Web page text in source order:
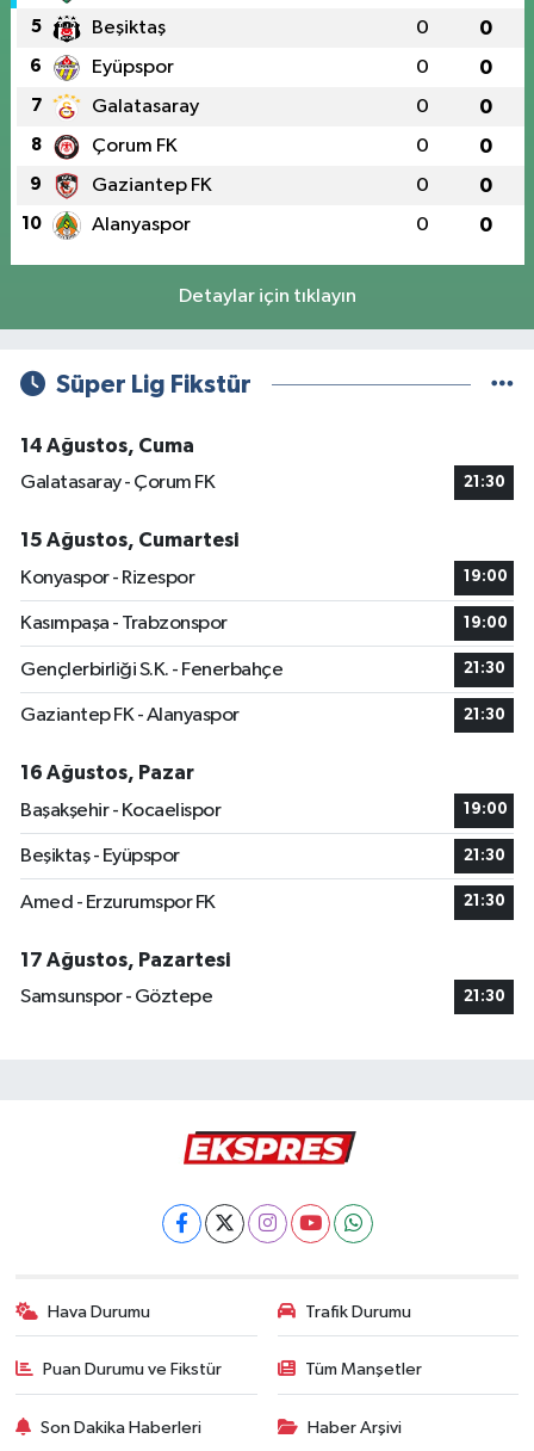
5 Beşiktaş 0 0
6 Eyüpspor 0 0
7 Galatasaray 0 0
8 Çorum FK 0 0
9 Gaziantep FK 0 0
10 Alanyaspor 0 0
Detaylar için tıklayın
Süper Lig Fikstür
14 Ağustos, Cuma
Galatasaray - Çorum FK
21:30
15 Ağustos, Cumartesi
Konyaspor - Rizespor
19:00
Kasımpaşa - Trabzonspor 19:00
Gençlerbirliği S.K. - Fenerbahçe 21:30
Gaziantep FK - Alanyaspor 21:30
16 Ağustos, Pazar
Başakşehir - Kocaelispor
19:00
Beşiktaş - Eyüpspor 21:30
Amed - Erzurumspor FK 21:30
17 Ağustos, Pazartesi
Samsunspor - Göztepe
21:30
Hava Durumu Trafik Durumu
Puan Durumu ve Fikstür Tüm Manşetler
Son Dakika Haberleri Haber Arşivi